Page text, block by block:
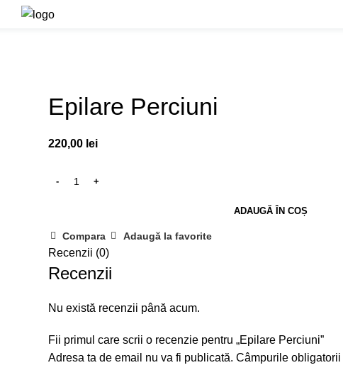
Epilare Perciuni
220,00 lei
ADAUGĂ ÎN COȘ
Compara Adaugă la favorite
Recenzii (0)
Recenzii
Nu există recenzii până acum.
Fii primul care scrii o recenzie pentru „Epilare Perciuni”
Adresa ta de email nu va fi publicată. Câmpurile obligatorii